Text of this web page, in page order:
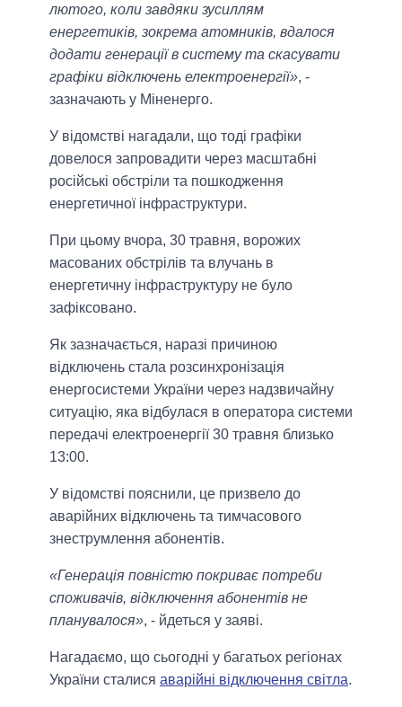
лютого, коли завдяки зусиллям
енергетиків, зокрема атомників, вдалося
додати генерації в систему та скасувати
графіки відключень електроенергії», -
зазначають у Міненерго.
У відомстві нагадали, що тоді графіки
довелося запровадити через масштабні
російські обстріли та пошкодження
енергетичної інфраструктури.
При цьому вчора, 30 травня, ворожих
масованих обстрілів та влучань в
енергетичну інфраструктуру не було
зафіксовано.
Як зазначається, наразі причиною
відключень стала розсинхронізація
енергосистеми України через надзвичайну
ситуацію, яка відбулася в оператора системи
передачі електроенергії 30 травня близько
13:00.
У відомстві пояснили, це призвело до
аварійних відключень та тимчасового
знеструмлення абонентів.
«Генерація повністю покриває потреби
споживачів, відключення абонентів не
планувалося», - йдеться у заяві.
Нагадаємо, що сьогодні у багатьох регіонах
України сталися аварійні відключення світла.